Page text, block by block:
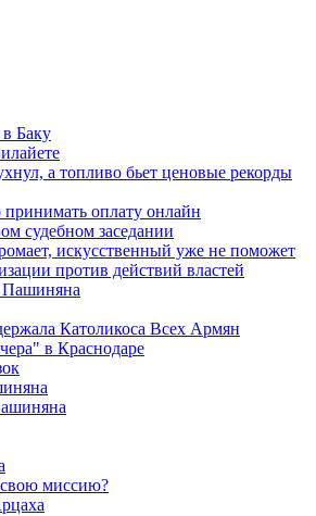
Баку
а топливо бьет ценовые рекорды
оплату онлайн
судебном заседании
искусственный уже не поможет
против действий властей
Пашиняна
Католикоса Всех Армян
в Краснодаре
миссию?